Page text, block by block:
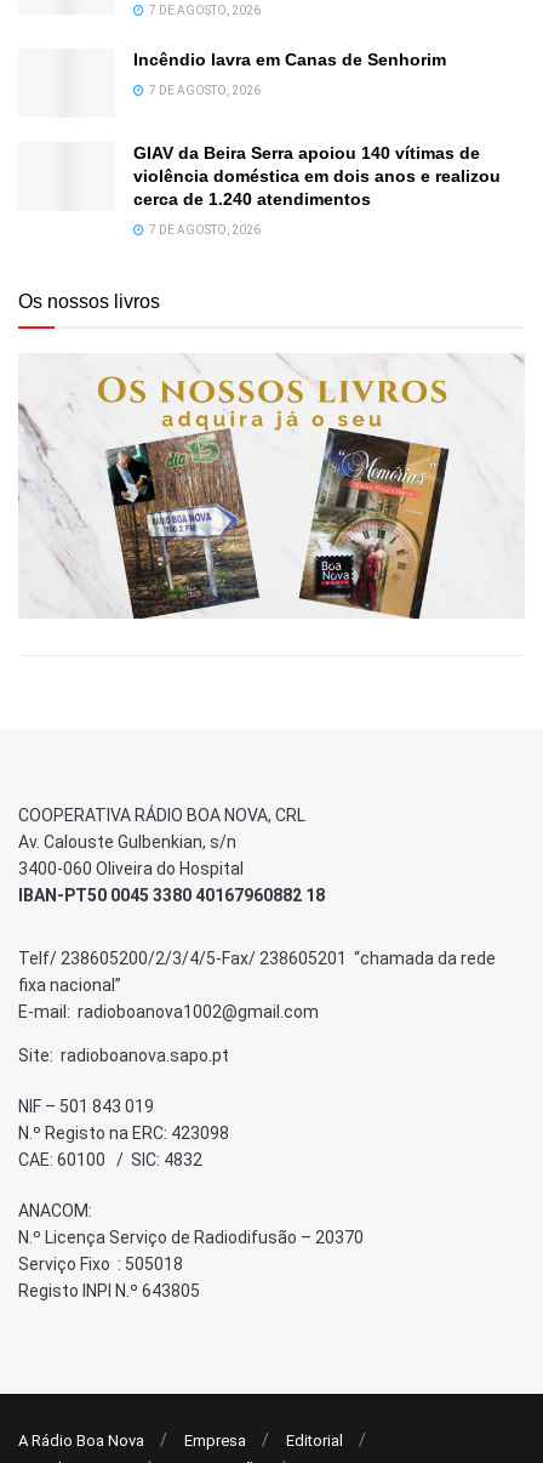
7 DE AGOSTO, 2026
Incêndio lavra em Canas de Senhorim
7 DE AGOSTO, 2026
GIAV da Beira Serra apoiou 140 vítimas de
violência doméstica em dois anos e realizou
cerca de 1.240 atendimentos
7 DE AGOSTO, 2026
Os nossos livros
COOPERATIVA RÁDIO BOA NOVA, CRL
Av. Calouste Gulbenkian, s/n
3400-060 Oliveira do Hospital
IBAN-PT50 0045 3380 40167960882 18
Telf/ 238605200/2/3/4/5-Fax/ 238605201 “chamada da rede
fixa nacional”
E-mail: radioboanova1002@gmail.com
Site: radioboanova.sapo.pt
NIF – 501 843 019
N.º Registo na ERC: 423098
CAE: 60100 / SIC: 4832
ANACOM:
N.º Licença Serviço de Radiodifusão – 20370
Serviço Fixo : 505018
Registo INPI N.º 643805
A Rádio Boa Nova Empresa
Editorial